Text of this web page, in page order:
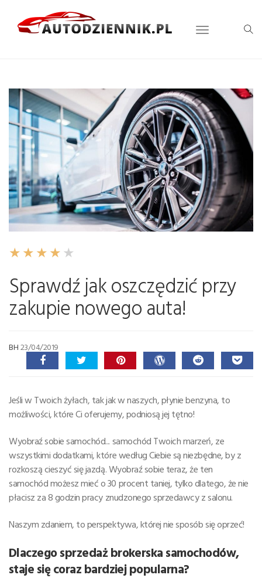
Sprawdź jak oszczędzić przy
zakupie nowego auta!
BH23/04/2019
Jeśli w Twoich żyłach, tak jak w naszych, płynie benzyna, to
możliwości, które Ci oferujemy, podniosą jej tętno!
Wyobraź sobie samochód... samochód Twoich marzeń, ze
wszystkimi dodatkami, które według Ciebie są niezbędne, by z
rozkoszą cieszyć się jazdą. Wyobraź sobie teraz, że ten
samochód możesz mieć o 30 procent taniej, tylko dlatego, że nie
płacisz za 8 godzin pracy znudzonego sprzedawcy z salonu.
Naszym zdaniem, to perspektywa, której nie sposób się oprzeć!
Dlaczego sprzedaż brokerska samochodów,
staje się coraz bardziej popularna?